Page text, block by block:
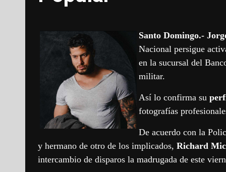
Santo Domingo.-
Nacional persigue
en la sucursal del
militar.
Así lo confirma su
fotografías
De acuerdo con la
y hermano de otro de los implicados, Richard
intercambio de disparos la madrugada de este